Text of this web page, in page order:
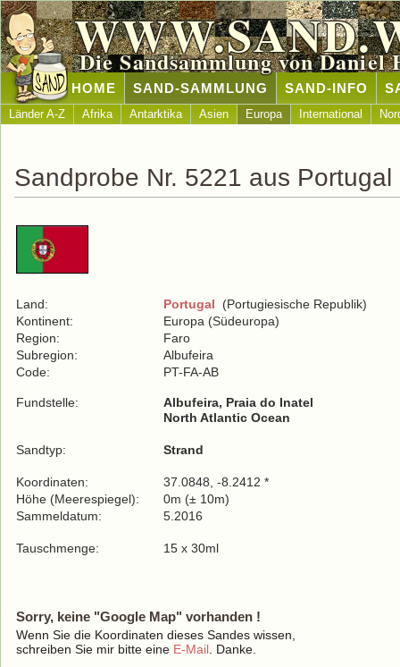
Die Sandsammlung von Daniel
HOME SAND-SAMMLUNG SAND-INFO
Länder A-Z Afrika Antarktika Asien Europa International
Sandprobe Nr. 5221 aus Portugal
Land: Portugal (Portugiesische Republik)
Kontinent:
Europa (Südeuropa)
Region:
Faro
Subregion:
Albufeira
Code:
PT-FA-AB
Fundstelle:
Albufeira, Praia do Inatel
North Atlantic Ocean
Sandtyp: Strand
Koordinaten:
37.0848, -8.2412 *
Höhe (Meerespiegel):
0m (± 10m)
Sammeldatum:
5.2016
Tauschmenge: 15 x 30ml
Sorry, keine "Google Map" vorhanden !
Wenn Sie die Koordinaten dieses Sandes wissen,
schreiben Sie mir bitte eine E-Mail . Danke.